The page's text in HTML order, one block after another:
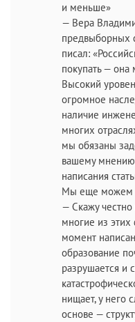
и меньше»
— Вера
предвыборных
писал:
покупать —
Высокий
огромное
наличие
многих
мы обязаны
вашему мнению,
написания
Мы еще можем
— Скажу
многие из этих
момент
образование
разрушается и
нищает, у него
основе —